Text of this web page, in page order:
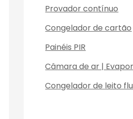
Provador contínuo
Congelador de cartão
Painéis PIR
Câmara de ar |
Congelador de leito